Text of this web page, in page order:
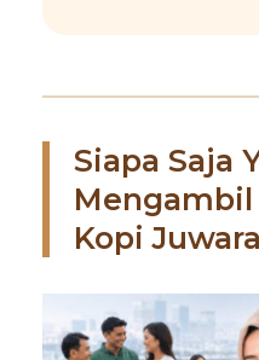
Siapa Saja
Kopi